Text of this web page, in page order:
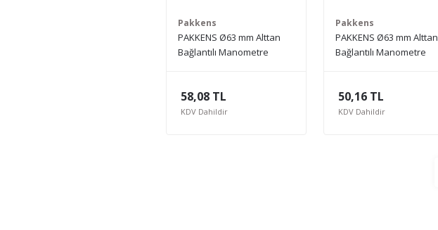
Pakkens
PAKKENS Ø63 mm Alttan
Bağlantılı Manometre
Basınç Ölçer
58,08 TL
KDV Dahildir
Pakkens
PAKKENS Ø63 mm Alttan
Bağlantılı Manometre
Basınç Ölçer
50,16 TL
KDV Dahildir